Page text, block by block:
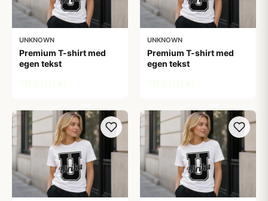
UNKNOWN
Premium T-shirt med
egen tekst
UNKNOWN
Premium T-shirt med
egen tekst